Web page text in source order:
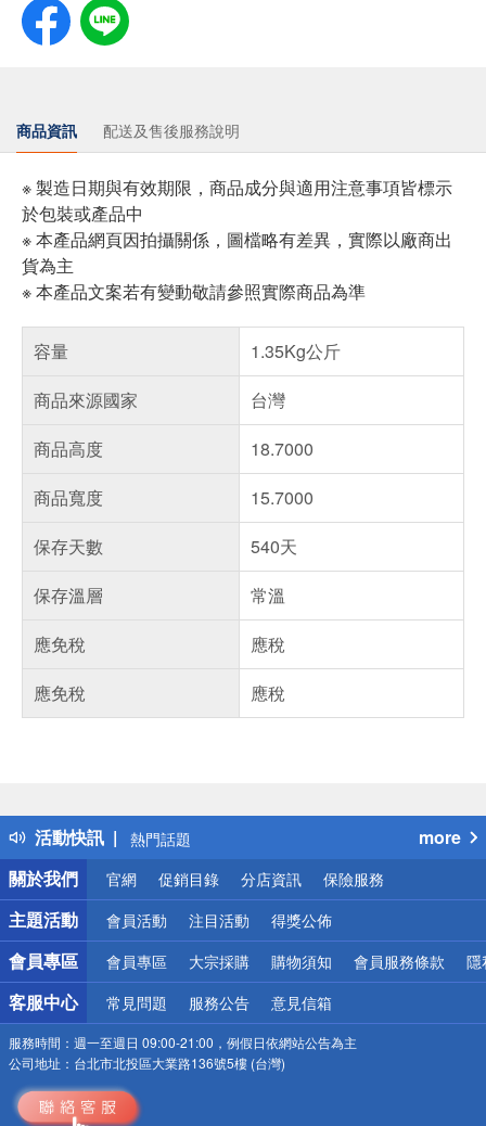
商品資訊 配送及售後服務說明
※ 製造日期與有效期限，商品成分與適用注意事項皆標示
於包裝或產品中
※ 本產品網頁因拍攝關係，圖檔略有差異，實際以廠商出
貨為主
※ 本產品文案若有變動敬請參照實際商品為準
容量
1.35Kg公斤
商品來源國家
台灣
商品高度
18.7000
商品寬度
15.7000
保存天數
540天
保存溫層
常溫
應免稅
應稅
應免稅
應稅
活動快訊
得獎公告
熱門話題
銀行優惠
偏遠地區配送
詐騙網頁！請小心！
more
關於我們
官網 促銷目錄 分店資訊 保險服務
主題活動 會員活動 注目活動 得獎公佈
會員專區 會員專區 大宗採購 購物須知 會員服務條款 隱
客服中心 常見問題 服務公告 意見信箱
服務時間： 週一至週日 09:00-21:00，例假日依網站公告為主
公司地址： 台北市北投區大業路136號5樓 (台灣)